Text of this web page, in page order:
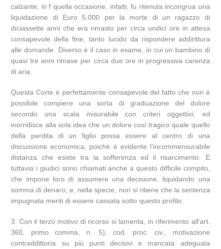
calzante; in f quella occasione, infatti, fu ritenuta incongrua una
liquidazione di Euro 5.000 per la morte di un ragazzo di
diciassette anni che era rimasto per circa undici ore in attesa
consapevole della fine, tanto lucido da rispondere addirittura
alle domande. Diverso è il caso in esame, in cui un bambino di
quasi tre anni rimase per circa due ore in progressiva carenza
di aria.
Questa Corte è perfettamente consapevole del fatto che non è
possibile compiere una sorta di graduazione del dolore
secondo una scala misurabile con criteri oggettivi; ed
inorridisce alla sola idea che un dolore così tragico quale quello
della perdita di un figlio possa essere al centro di una
discussione economica, poiché è evidente l’incommensurabile
distanza che esiste tra la sofferenza ed il risarcimento. E
tuttavia i giudici sono chiamati anche a questo difficile compito,
che impone loro di assumere una decisione, liquidando una
somma di denaro; e, nella specie, non si ritiene che la sentenza
impugnata meriti di essere cassata sotto questo profilo.
3. Con il terzo motivo di ricorso si lamenta, in riferimento all’art.
360, primo comma, n. 5), cod. proc. civ., motivazione
contraddittoria su più punti decisivi e mancata adeguata